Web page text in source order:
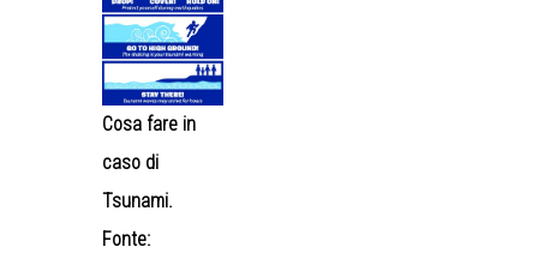
Cosa fare in
caso di
Tsunami.
Fonte: